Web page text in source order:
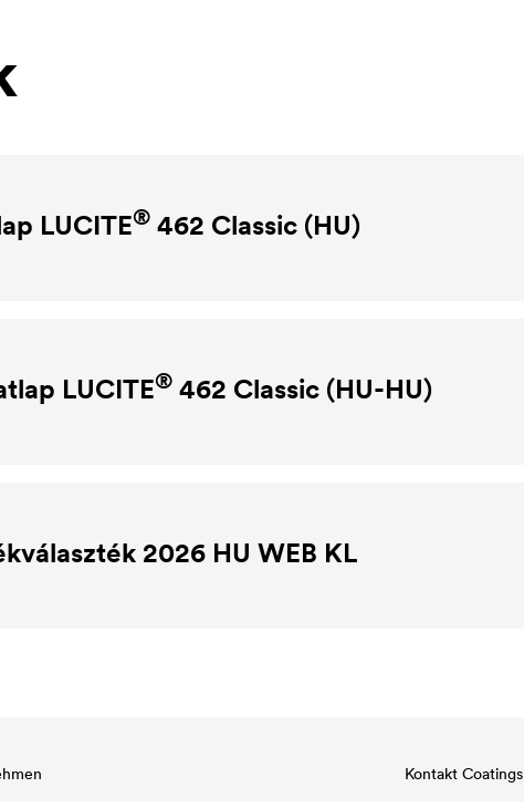
LUCITE® 462 Classic (HU)
LUCITE® 462 Classic (HU-HU)
2026 HU WEB KL
Kontakt Coatings